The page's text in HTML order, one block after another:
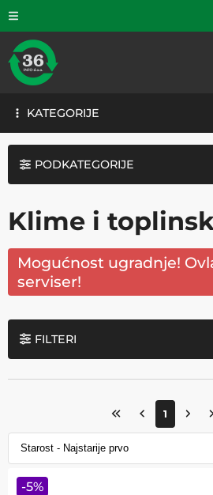
KATEGORIJE
KATEGORIJE
PODKATEGORIJE
Klime i
Mogućnost ugradnje!
serviser!
FILTERI
1
-5%